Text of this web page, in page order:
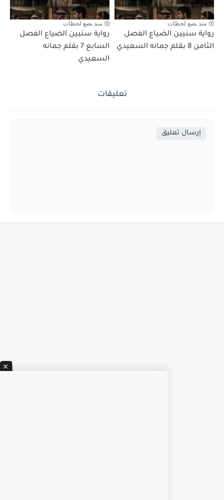
منذ بضع لحظات
رواية سنيين الضياع الفصل
الثامن 8 بقلم جمانه السعيدي
منذ بضع لحظات
رواية سنيين الضياع الفصل
السابع 7 بقلم جمانه
السعيدي
تعليقات
إرسال تعليق